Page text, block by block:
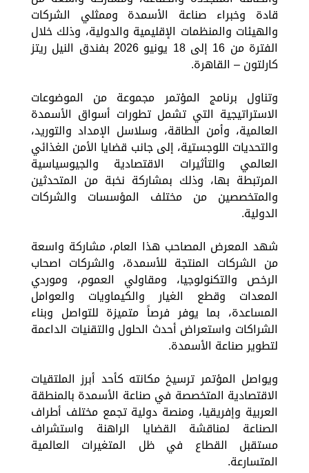
قادة وخبراء صناعة الأسمدة وممثلي الشركات
والهيئات والمنظمات الإقليمية والدولية، وذلك خلال
الفترة من 16 إلى 18 يونيو 2026 بفندق النيل ريتز
كارلتون – القاهرة.
وتناول برنامج المؤتمر مجموعة من الموضوعات
الاستراتيجية التي تشمل تطورات أسواق الأسمدة
العالمية، وأمن الطاقة، وسلاسل الإمداد والتوريد،
والتحديات اللوجستية، إلى جانب قضايا الأمن الغذائي
العالمي والتأثيرات الاقتصادية والجيوسياسية
المرتبطة بها، وذلك بمشاركة نخبة من المتحدثين
والمتخصصين من مختلف المؤسسات والشركات
الدولية.
شهد المعرض المصاحب هذا العام، مشاركة واسعة
من الشركات المنتجة للأسمدة، والشركات اصحاب
الرخص والتكنولوجيا، ومقاولي العموم، وموردي
المعدات وقطع الغيار والكيماويات والعوامل
المساعدة، بما يوفر فرصاً متميزة للتواصل وبناء
الشراكات واستعراض أحدث الحلول والتقنيات الداعمة
لتطوير صناعة الأسمدة.
ويواصل المؤتمر ترسيخ مكانته كأحد أبرز الملتقيات
الاقتصادية المتخصصة في صناعة الأسمدة بالمنطقة
العربية وإفريقيا، ومنصة دولية تجمع مختلف أطراف
الصناعة لمناقشة القضايا الراهنة واستشراف
مستقبل القطاع في ظل المتغيرات العالمية
المتسارعة.